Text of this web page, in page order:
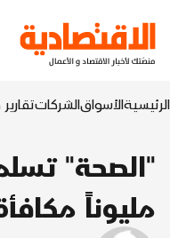
الرئيسيةالأسواقالشركات
مليوناً